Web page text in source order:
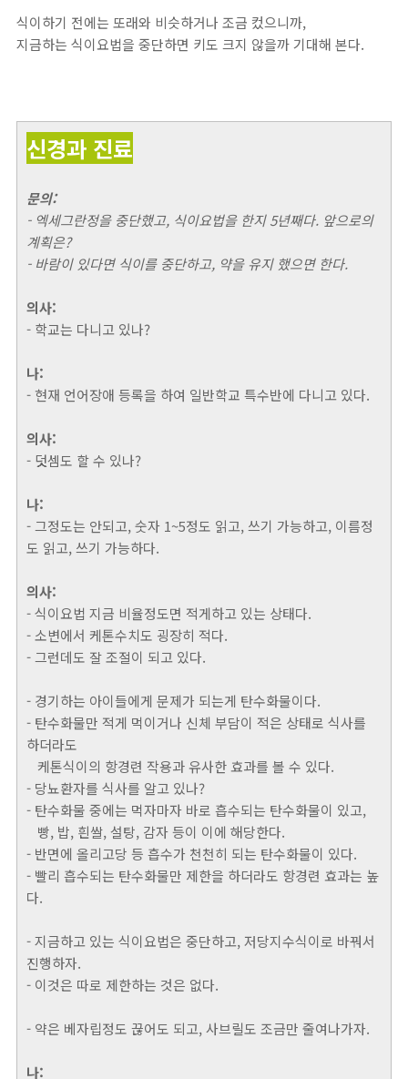
식이하기 전에는 또래와 비슷하거나 조금 컸으니까,
지금하는 식이요법을 중단하면 키도 크지 않을까 기대해 본다.
신경과 진료
문의:
- 엑세그란정을 중단했고, 식이요법을 한지 5년째다. 앞으로의
계획은?
- 바람이 있다면 식이를 중단하고, 약을 유지 했으면 한다.
의사:
- 학교는 다니고 있나?
나:
- 현재 언어장애 등록을 하여 일반학교 특수반에 다니고 있다.
의사:
- 덧셈도 할 수 있나?
나:
- 그정도는 안되고, 숫자 1~5정도 읽고, 쓰기 가능하고, 이름정
도 읽고, 쓰기 가능하다.
의사:
- 식이요법 지금 비율정도면 적게하고 있는 상태다.
- 소변에서 케톤수치도 굉장히 적다.
- 그런데도 잘 조절이 되고 있다.
- 경기하는 아이들에게 문제가 되는게 탄수화물이다.
- 탄수화물만 적게 먹이거나 신체 부담이 적은 상태로 식사를
하더라도
케톤식이의 항경련 작용과 유사한 효과를 볼 수 있다.
- 당뇨환자를 식사를 알고 있나?
- 탄수화물 중에는 먹자마자 바로 흡수되는 탄수화물이 있고,
빵, 밥, 흰쌀, 설탕, 감자 등이 이에 해당한다.
- 반면에 올리고당 등 흡수가 천천히 되는 탄수화물이 있다.
- 빨리 흡수되는 탄수화물만 제한을 하더라도 항경련 효과는 높
다.
- 지금하고 있는 식이요법은 중단하고, 저당지수식이로 바꿔서
진행하자.
- 이것은 따로 제한하는 것은 없다.
- 약은 베자립정도 끊어도 되고, 사브릴도 조금만 줄여나가자.
나: